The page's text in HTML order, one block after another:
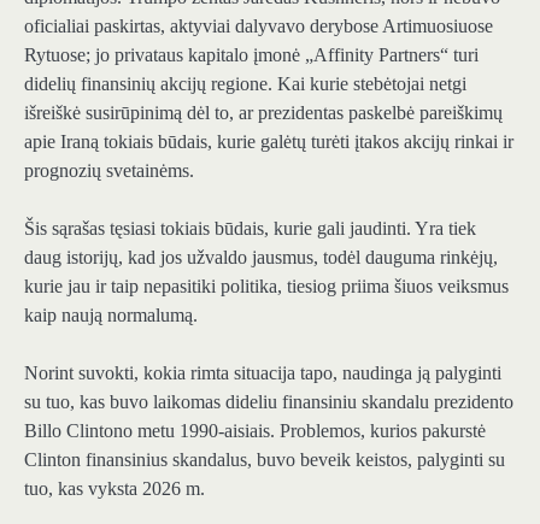
oficialiai paskirtas, aktyviai dalyvavo derybose Artimuosiuose
Rytuose; jo privataus kapitalo įmonė „Affinity Partners“ turi
didelių finansinių akcijų regione. Kai kurie stebėtojai netgi
išreiškė susirūpinimą dėl to, ar prezidentas paskelbė pareiškimų
apie Iraną tokiais būdais, kurie galėtų turėti įtakos akcijų rinkai ir
prognozių svetainėms.
Šis sąrašas tęsiasi tokiais būdais, kurie gali jaudinti. Yra tiek
daug istorijų, kad jos užvaldo jausmus, todėl dauguma rinkėjų,
kurie jau ir taip nepasitiki politika, tiesiog priima šiuos veiksmus
kaip naują normalumą.
Norint suvokti, kokia rimta situacija tapo, naudinga ją palyginti
su tuo, kas buvo laikomas dideliu finansiniu skandalu prezidento
Billo Clintono metu 1990-aisiais. Problemos, kurios pakurstė
Clinton finansinius skandalus, buvo beveik keistos, palyginti su
tuo, kas vyksta 2026 m.